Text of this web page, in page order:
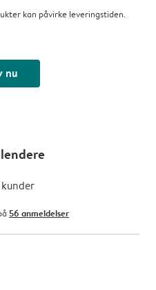
kan påvirke leveringstiden.
nu
56 anmeldelser